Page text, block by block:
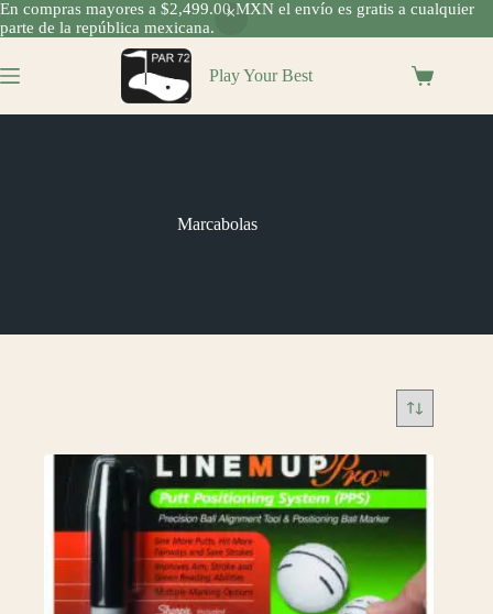
En compras mayores a $2,499.00 MXN el envío es gratis a cualquier
parte de la república mexicana.
al
contenido
Play Your Best
Shopping
Marcabolas